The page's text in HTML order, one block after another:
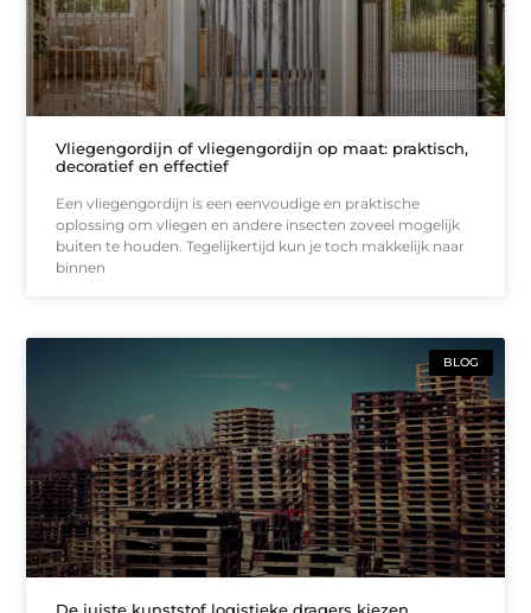
Vliegengordijn of vliegengordijn op maat: praktisch,
decoratief en effectief
Een vliegengordijn is een eenvoudige en praktische
oplossing om vliegen en andere insecten zoveel mogelijk
buiten te houden. Tegelijkertijd kun je toch makkelijk naar
binnen
BLOG